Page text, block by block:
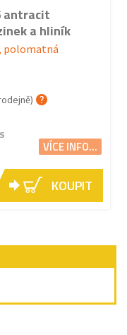
antracit
a hliník
polomatná
VÍCE INFO...
KOUPIT